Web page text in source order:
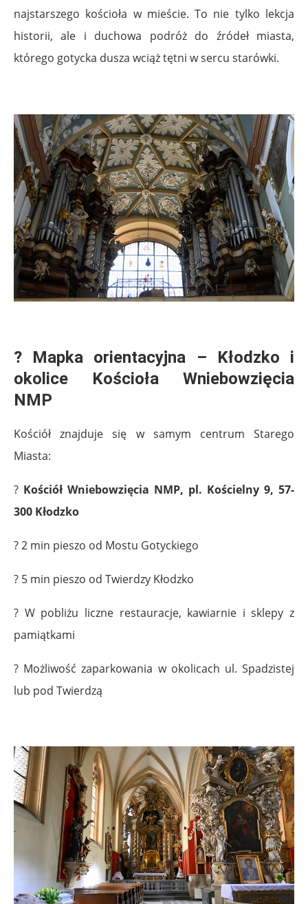
najstarszego kościoła w mieście. To nie tylko lekcja
historii, ale i duchowa podróż do źródeł miasta,
którego gotycka dusza wciąż tętni w sercu starówki.
? Mapka orientacyjna – Kłodzko i
okolice Kościoła Wniebowzięcia
NMP
Kościół znajduje się w samym centrum Starego
Miasta:
? Kościół Wniebowzięcia NMP, pl. Kościelny 9, 57-
300 Kłodzko
? 2 min pieszo od Mostu Gotyckiego
? 5 min pieszo od Twierdzy Kłodzko
? W pobliżu liczne restauracje, kawiarnie i sklepy z
pamiątkami
? Możliwość zaparkowania w okolicach ul. Spadzistej
lub pod Twierdzą